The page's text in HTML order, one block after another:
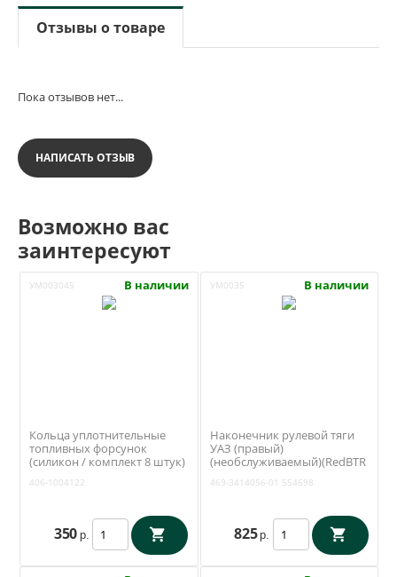
Отзывы о товаре
Пока отзывов нет...
НАПИСАТЬ ОТЗЫВ
Возможно вас
заинтересуют
УМ003045 В наличии
Кольца уплотнительные
топливных форсунок
(силикон / комплект 8 штук)
1004122
406-1004122
350 р.
УМ0035 В наличии
Наконечник рулевой тяги
УАЗ (правый)
(необслуживаемый)(RedBTR
469-3414056-01 554698
825 р.